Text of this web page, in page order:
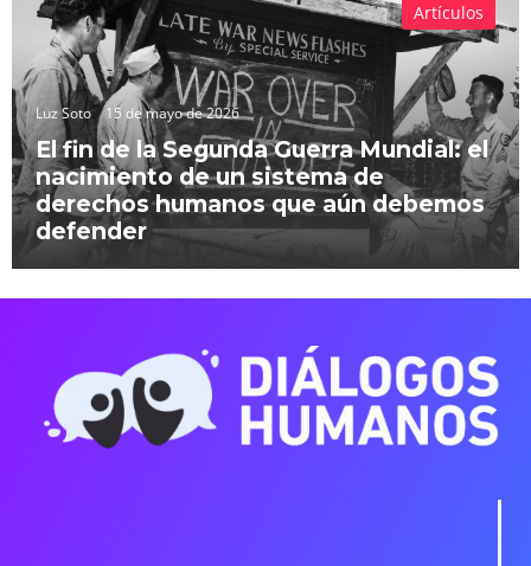
Luz Soto 15 de mayo de 2026
El fin de la Segunda Guerra Mundial: el
nacimiento de un sistema de
derechos humanos que aún debemos
defender
Artículos